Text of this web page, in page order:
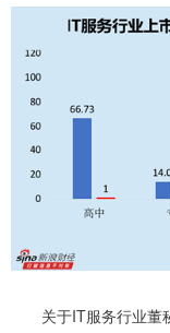
关于IT服务行业董